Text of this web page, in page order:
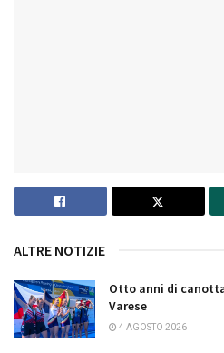
ALTRE NOTIZIE
Otto anni di
Varese
4 AGOSTO 2026